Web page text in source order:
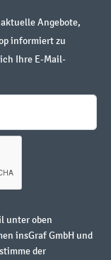
Angebote,
informiert zu
Ihre E-Mail-
unter oben
insGraf GmbH und
der